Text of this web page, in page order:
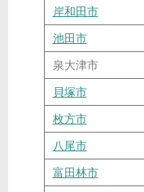
岸和田市
池田市
泉大津市
貝塚市
枚方市
八尾市
富田林市